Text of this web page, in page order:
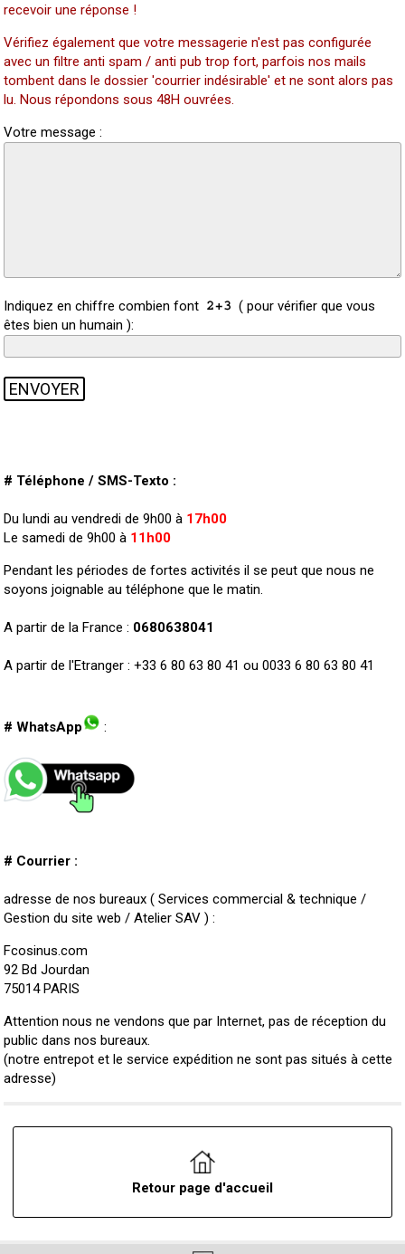
recevoir une réponse !
Vérifiez également que votre messagerie n'est pas configurée
avec un filtre anti spam / anti pub trop fort, parfois nos mails
tombent dans le dossier 'courrier indésirable' et ne sont alors pas
lu. Nous répondons sous 48H ouvrées.
Votre message :
Indiquez en chiffre combien font
( pour vérifier que vous
êtes bien un humain ):
# Téléphone / SMS-Texto :
Du lundi au vendredi de 9h00 à 17h00
Le samedi de 9h00 à 11h00
Pendant les périodes de fortes activités il se peut que nous ne
soyons joignable au téléphone que le matin.
A partir de la France : 0680638041
A partir de l'Etranger : +33 6 80 63 80 41 ou 0033 6 80 63 80 41
# WhatsApp :
# Courrier :
adresse de nos bureaux ( Services commercial & technique /
Gestion du site web / Atelier SAV ) :
Fcosinus.com
92 Bd Jourdan
75014 PARIS
Attention nous ne vendons que par Internet, pas de réception du
public dans nos bureaux.
(notre entrepot et le service expédition ne sont pas situés à cette
adresse)
Retour page d'accueil